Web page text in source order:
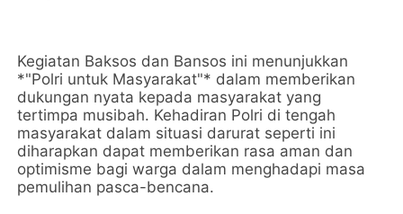
Kegiatan Baksos dan Bansos ini menunjukkan
*"Polri untuk Masyarakat"* dalam memberikan
dukungan nyata kepada masyarakat yang
tertimpa musibah. Kehadiran Polri di tengah
masyarakat dalam situasi darurat seperti ini
diharapkan dapat memberikan rasa aman dan
optimisme bagi warga dalam menghadapi masa
pemulihan pasca-bencana.